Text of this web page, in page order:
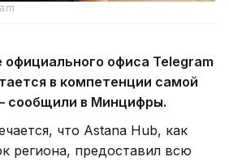
офиса Telegram
в компетенции самой
сообщили в Минцифры.
что Astana Hub, как
региона, предоставил всю